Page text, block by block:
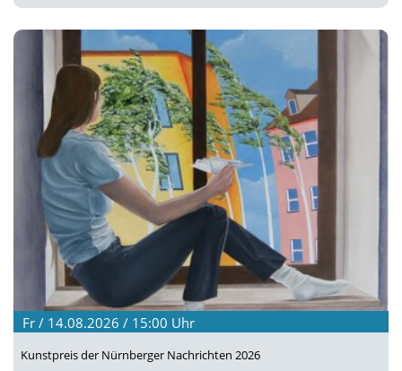
Fr / 14.08.2026 / 15:00 Uhr
Kunstpreis der Nürnberger Nachrichten 2026